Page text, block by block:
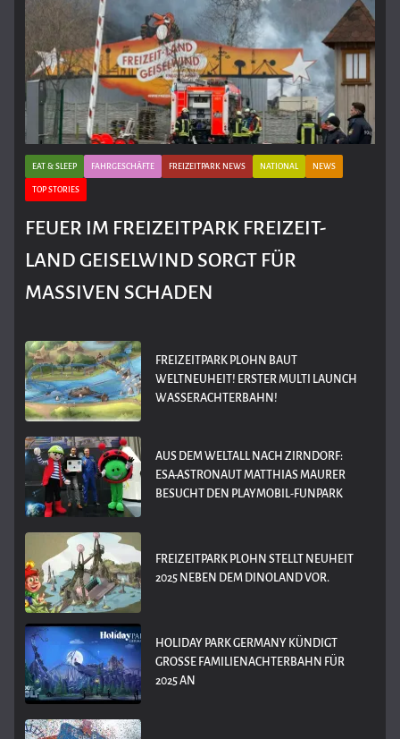
EAT & SLEEP FAHRGESCHÄFTE FREIZEITPARK NEWS NATIONAL NEWS
TOP STORIES
FEUER IM FREIZEITPARK FREIZEIT-
LAND GEISELWIND SORGT FÜR
MASSIVEN SCHADEN
FREIZEITPARK PLOHN BAUT
WELTNEUHEIT! ERSTER MULTI LAUNCH
WASSERACHTERBAHN!
AUS DEM WELTALL NACH ZIRNDORF:
ESA-ASTRONAUT MATTHIAS MAURER
BESUCHT DEN PLAYMOBIL-FUNPARK
FREIZEITPARK PLOHN STELLT NEUHEIT
2025 NEBEN DEM DINOLAND VOR.
HOLIDAY PARK GERMANY KÜNDIGT
GROSSE FAMILIENACHTERBAHN FÜR 2
025 AN